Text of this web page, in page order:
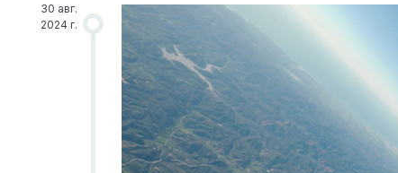
30 авг.
2024 г.